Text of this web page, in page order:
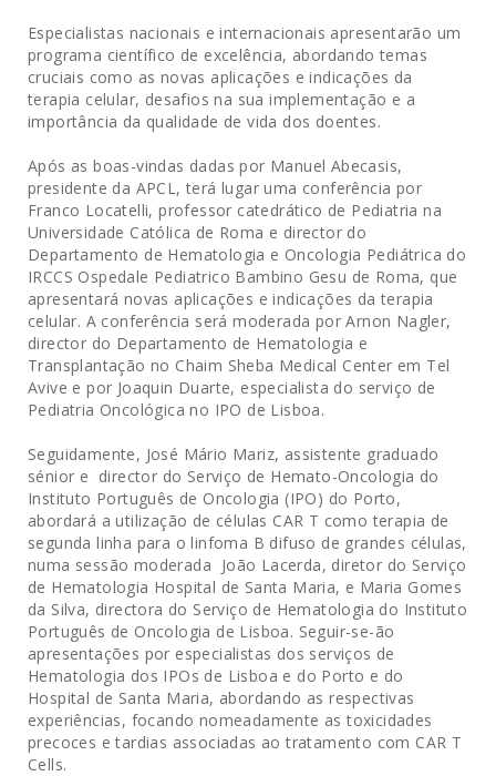
Especialistas nacionais e internacionais apresentarão um
programa científico de excelência, abordando temas
cruciais como as novas aplicações e indicações da
terapia celular, desafios na sua implementação e a
importância da qualidade de vida dos doentes.
Após as boas-vindas dadas por Manuel Abecasis,
presidente da APCL, terá lugar uma conferência por
Franco Locatelli, professor catedrático de Pediatria na
Universidade Católica de Roma e director do
Departamento de Hematologia e Oncologia Pediátrica do
IRCCS Ospedale Pediatrico Bambino Gesu de Roma, que
apresentará novas aplicações e indicações da terapia
celular. A conferência será moderada por Arnon Nagler,
director do Departamento de Hematologia e
Transplantação no Chaim Sheba Medical Center em Tel
Avive e por Joaquin Duarte, especialista do serviço de
Pediatria Oncológica no IPO de Lisboa.
Seguidamente, José Mário Mariz, assistente graduado
sénior e director do Serviço de Hemato-Oncologia do
Instituto Português de Oncologia (IPO) do Porto,
abordará a utilização de células CAR T como terapia de
segunda linha para o linfoma B difuso de grandes células,
numa sessão moderada João Lacerda, diretor do Serviço
de Hematologia Hospital de Santa Maria, e Maria Gomes
da Silva, directora do Serviço de Hematologia do Instituto
Português de Oncologia de Lisboa. Seguir-se-ão
apresentações por especialistas dos serviços de
Hematologia dos IPOs de Lisboa e do Porto e do
Hospital de Santa Maria, abordando as respectivas
experiências, focando nomeadamente as toxicidades
precoces e tardias associadas ao tratamento com CAR T
Cells.